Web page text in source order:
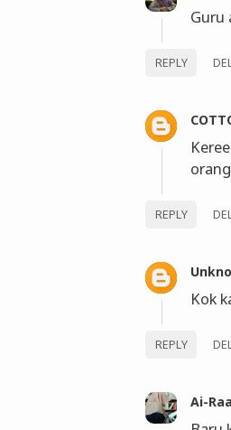
Guru
REPLY
REPLY
Kok
REPLY
Ai-Raa